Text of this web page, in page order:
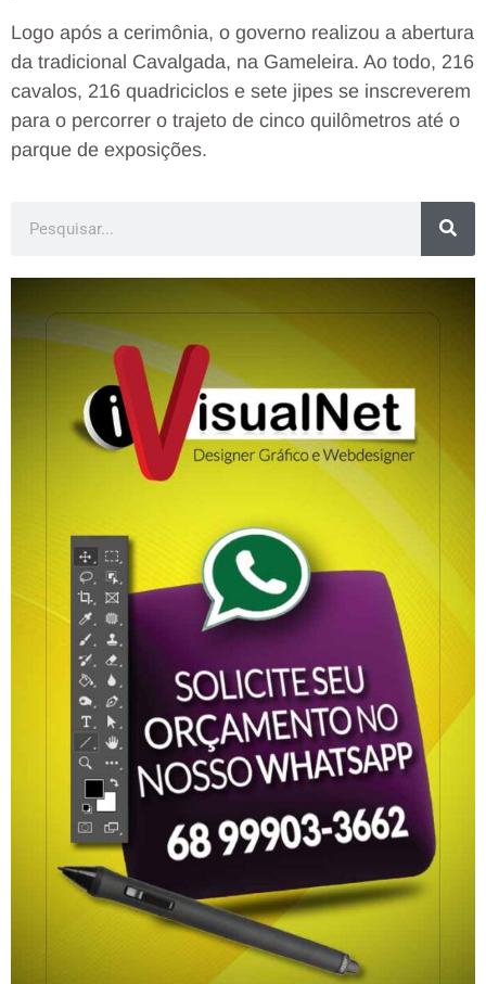
Logo após a cerimônia, o governo realizou a abertura
da tradicional Cavalgada, na Gameleira. Ao todo, 216
cavalos, 216 quadriciclos e sete jipes se inscreverem
para o percorrer o trajeto de cinco quilômetros até o
parque de exposições.